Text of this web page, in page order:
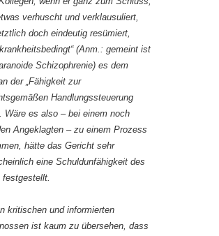
verhuscht und verklausuliert,
doch eindeutig resümiert,
(Anm.: gemeint ist
Schizophrenie) es dem
der „Fähigkeit zur
Handlungssteuerung
Wäre es also – bei einem noch
Angeklagten – zu einem Prozess
hätte das Gericht sehr
eine Schuldunfähigkeit des
festgestellt.
kritischen und informierten
ist kaum zu übersehen, dass